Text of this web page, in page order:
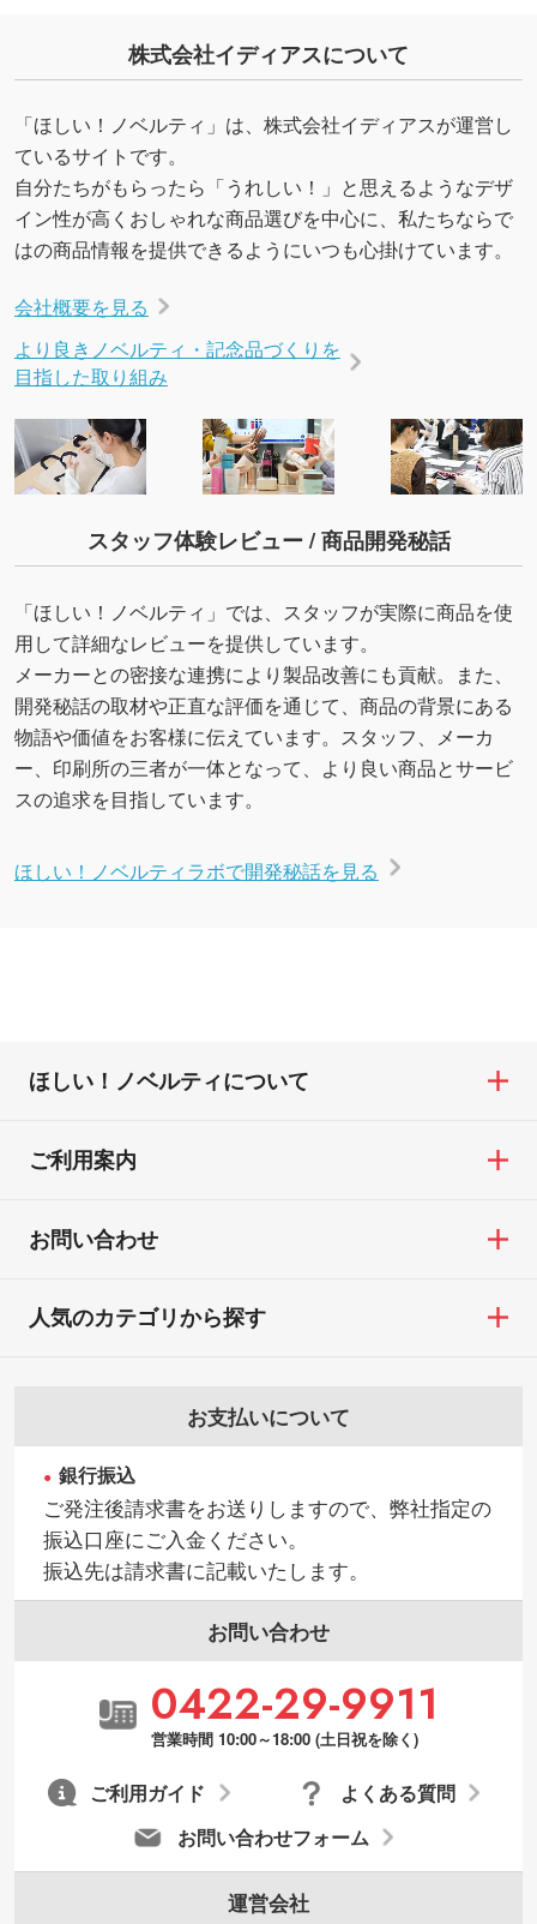
詳しく見る株式会社イディアスについて
「ほしい！ノベルティ」は、株式会社イディアスが運営し
ているサイトです。
自分たちがもらったら「うれしい！」と思えるようなデザ
イン性が高くおしゃれな商品選びを中心に、私たちならで
はの商品情報を提供できるようにいつも心掛けています。
会社概要を見る
より良きノベルティ・記念品づくりを
目指した取り組み
スタッフ体験レビュー / 商品開発秘話
「ほしい！ノベルティ」では、スタッフが実際に商品を使
用して詳細なレビューを提供しています。
メーカーとの密接な連携により製品改善にも貢献。また、
開発秘話の取材や正直な評価を通じて、商品の背景にある
物語や価値をお客様に伝えています。スタッフ、メーカ
ー、印刷所の三者が一体となって、より良い商品とサービ
スの追求を目指しています。
ほしい！ノベルティラボで開発秘話を見る
ほしい！ノベルティについて
ご利用案内
お問い合わせ
お支払いについて
銀行振込
ご発注後請求書をお送りしますので、弊社指定の
振込口座にご入金ください。
振込先は請求書に記載いたします。
お問い合わせ
0422-29-9911
営業時間 10:00～18:00 (土日祝を除く)
お問い合わせフォーム
よくある質問
ご利用ガイド
運営会社
人気のカテゴリから探す